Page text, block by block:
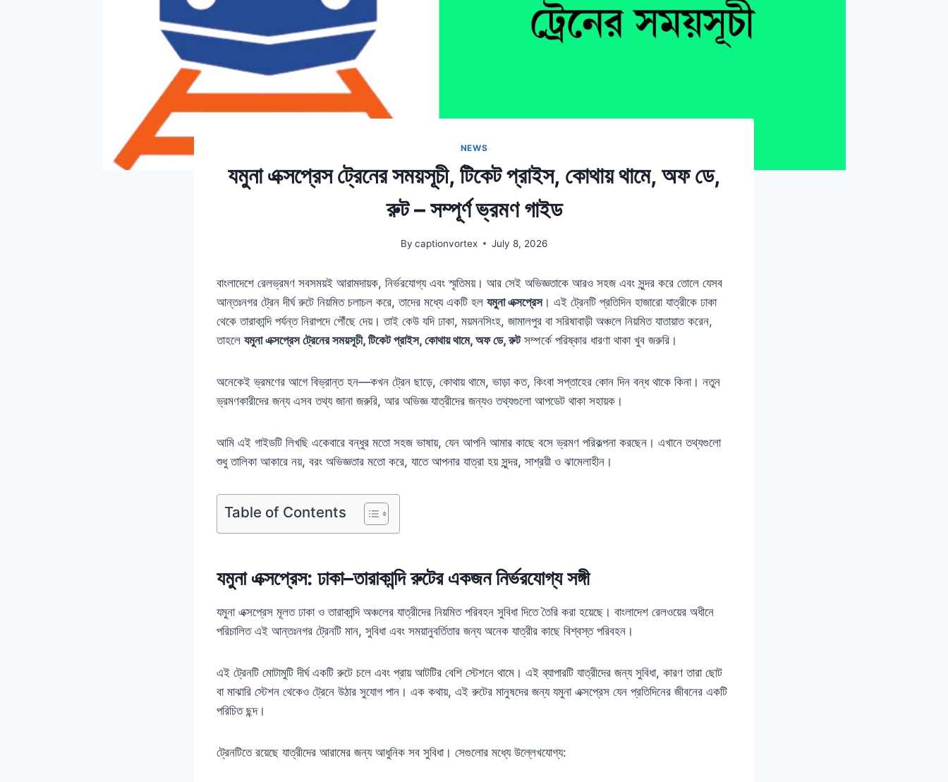
NEWS
যমুনা এক্সপ্রেস ট্রেনের সময়সূচী, টিকেট প্রাইস, কোথায় থামে, অফ ডে,
রুট – সম্পূর্ণ ভ্রমণ গাইড
By captionvortex July 8, 2026
বাংলাদেশে রেলভ্রমণ সবসময়ই আরামদায়ক, নির্ভরযোগ্য এবং স্মৃতিময়। আর সেই অভিজ্ঞতাকে আরও সহজ এবং সুন্দর করে তোলে যেসব
আন্তঃনগর ট্রেন দীর্ঘ রুটে নিয়মিত চলাচল করে, তাদের মধ্যে একটি হল যমুনা এক্সপ্রেস। এই ট্রেনটি প্রতিদিন হাজারো যাত্রীকে ঢাকা
থেকে তারাকান্দি পর্যন্ত নিরাপদে পৌঁছে দেয়। তাই কেউ যদি ঢাকা, ময়মনসিংহ, জামালপুর বা সরিষাবাড়ী অঞ্চলে নিয়মিত যাতায়াত করেন,
তাহলে যমুনা এক্সপ্রেস ট্রেনের সময়সূচী, টিকেট প্রাইস, কোথায় থামে, অফ ডে, রুটসম্পর্কে পরিষ্কার ধারণা থাকা খুব জরুরি।
অনেকেই ভ্রমণের আগে বিভ্রান্ত হন—কখন ট্রেন ছাড়ে, কোথায় থামে, ভাড়া কত, কিংবা সপ্তাহের কোন দিন বন্ধ থাকে কিনা। নতুন
ভ্রমণকারীদের জন্য এসব তথ্য জানা জরুরি, আর অভিজ্ঞ যাত্রীদের জন্যও তথ্যগুলো আপডেট থাকা সহায়ক।
আমি এই গাইডটি লিখছি একেবারে বন্ধুর মতো সহজ ভাষায়, যেন আপনি আমার কাছে বসে ভ্রমণ পরিকল্পনা করছেন। এখানে তথ্যগুলো
শুধু তালিকা আকারে নয়, বরং অভিজ্ঞতার মতো করে, যাতে আপনার যাত্রা হয় সুন্দর, সাশ্রয়ী ও ঝামেলাহীন।
Table of Contents
যমুনা এক্সপ্রেস: ঢাকা–তারাকান্দি রুটের একজন নির্ভরযোগ্য সঙ্গী
যমুনা এক্সপ্রেস মূলত ঢাকা ও তারাকান্দি অঞ্চলের যাত্রীদের নিয়মিত পরিবহন সুবিধা দিতে তৈরি করা হয়েছে। বাংলাদেশ রেলওয়ের অধীনে
পরিচালিত এই আন্তঃনগর ট্রেনটি মান, সুবিধা এবং সময়ানুবর্তিতার জন্য অনেক যাত্রীর কাছে বিশ্বস্ত পরিবহন।
এই ট্রেনটি মোটামুটি দীর্ঘ একটি রুটে চলে এবং প্রায় আটটির বেশি স্টেশনে থামে। এই ব্যাপারটি যাত্রীদের জন্য সুবিধা, কারণ তারা ছোট
বা মাঝারি স্টেশন থেকেও ট্রেনে উঠার সুযোগ পান। এক কথায়, এই রুটের মানুষদের জন্য যমুনা এক্সপ্রেস যেন প্রতিদিনের জীবনের একটি
পরিচিত ছন্দ।
ট্রেনটিতে রয়েছে যাত্রীদের আরামের জন্য আধুনিক সব সুবিধা। সেগুলোর মধ্যে উল্লেখযোগ্য: